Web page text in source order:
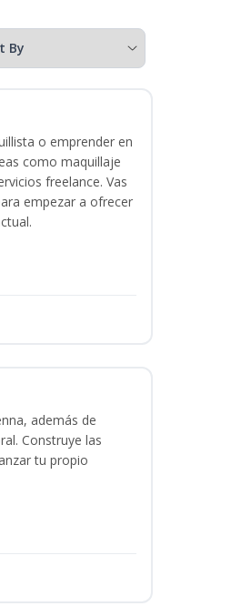
o emprender en
como maquillaje
freelance. Vas
empezar a ofrecer
además de
Construye las
tu propio